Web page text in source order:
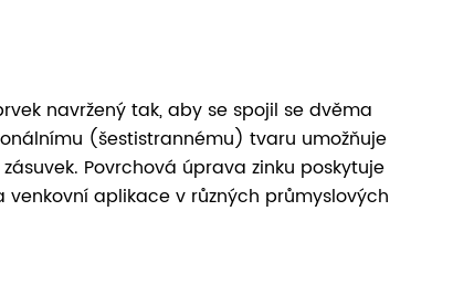
navržený tak, aby se spojil se dvěma
(šestistrannému) tvaru umožňuje
Povrchová úprava zinku poskytuje
aplikace v různých průmyslových